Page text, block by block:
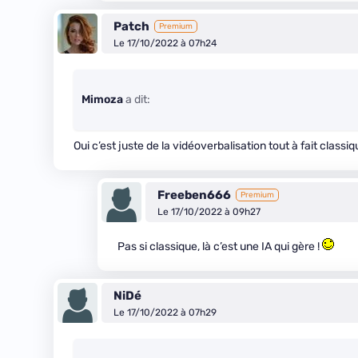
Patch Premium
Le 17/10/2022 à 07h24
Mimozaa dit:
Oui c’est juste de la vidéoverbalisation tout à fait
Freeben666 Premium
Le 17/10/2022 à 09h27
Pas si classique, là c’est une IA qui gère !
NiDé
Le 17/10/2022 à 07h29